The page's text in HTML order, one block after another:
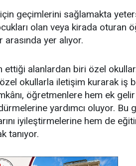
geçimlerini sağlamakta
olan veya kirada oturan
yer alıyor.
alanlardan biri özel
okullarla iletişim kurarak iş
öğretmenlere hem ek
yardımcı oluyor. Bu
iyileştirmelerine hem de
tanıyor.